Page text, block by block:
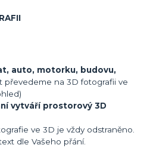
auto, motorku, budovu,
převedeme na 3D fotografii ve
vytváří prostorový 3D
ve 3D je vždy odstraněno.
dle Vašeho přání.